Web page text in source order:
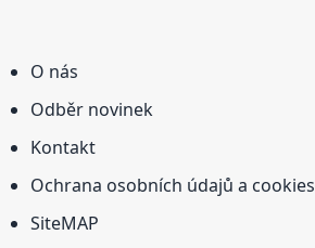
O nás
Odběr novinek
Kontakt
Ochrana osobních údajů a cookies
SiteMAP